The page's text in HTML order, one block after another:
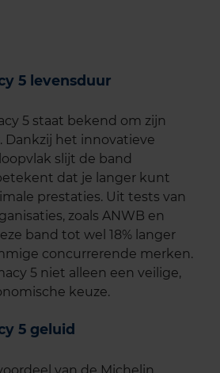
5 levensduur
5 staat bekend om zijn
Dankzij het innovatieve
slijt de band
dat je langer kunt
prestaties. Uit tests van
zoals ANWB en
band tot wel 18% langer
concurrerende merken.
5 niet alleen een veilige,
keuze.
5 geluid
van de Michelin